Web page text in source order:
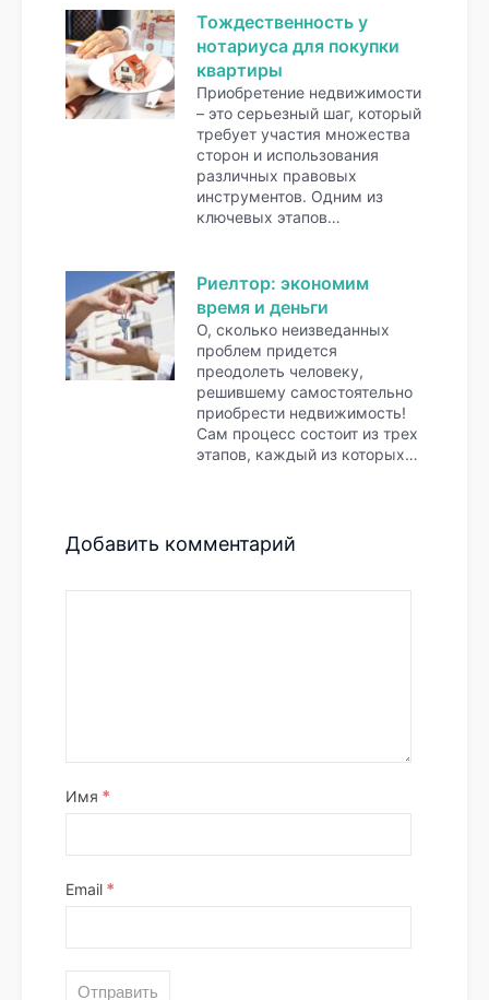
Тождественность у
нотариуса для покупки
квартиры
Приобретение недвижимости
– это серьезный шаг, который
требует участия множества
сторон и использования
различных правовых
инструментов. Одним из
ключевых этапов…
Риелтор: экономим
время и деньги
О, сколько неизведанных
проблем придется
преодолеть человеку,
решившему самостоятельно
приобрести недвижимость!
Сам процесс состоит из трех
этапов, каждый из которых…
Добавить комментарий
Имя *
Email *